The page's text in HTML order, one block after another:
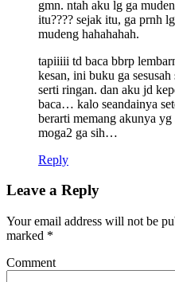
gmn. ntah aku lg ga
itu???? sejak itu, ga prnh
mudeng hahahahah.
tapiiiii td baca bbrp
kesan, ini buku ga
serti ringan. dan aku jd
baca… kalo seandainya
berarti memang akunya
moga2 ga sih…
Reply
Leave a Reply
Your email address will not be
marked *
Comment